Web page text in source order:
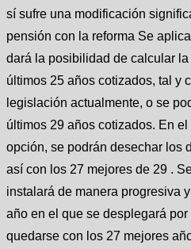
sí sufre una modificación
pensión con la reforma Se
dará la posibilidad de calcular
últimos 25 años cotizados, tal y
legislación actualmente, o se
últimos 29 años cotizados. En
opción, se podrán desechar los
así con los 27 mejores de 29 .
instalará de manera progresiva
año en el que se desplegará
quedarse con los 27 mejores